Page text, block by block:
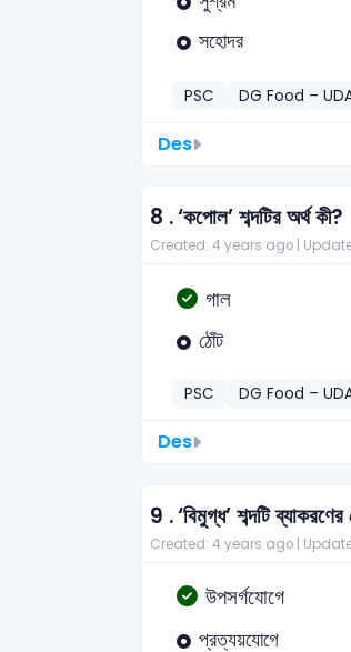
সহোদর
PSC DG Food –
Des
8 .‘কপোল’ শব্দটির অর্থ কী?
Created: 4 years ago |
গাল
ঠোঁট
PSC DG Food –
Des
9 .‘বিমুগ্ধ’ শব্দটি
Created: 4 years ago |
উপসর্গযোগে
প্রত্যয়যোগে